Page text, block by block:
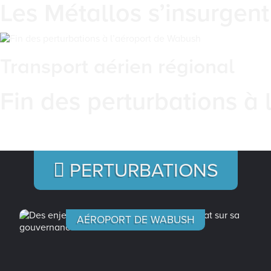
PERTURBATIONS
AÉROPORT DE WABUSH